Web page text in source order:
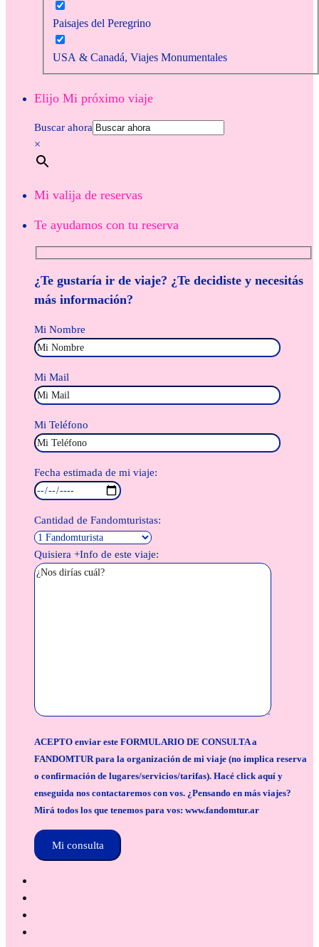
Paisajes del Peregrino
USA & Canadá, Viajes Monumentales
Elijo Mi próximo viaje
Buscar ahora
×
Mi valija de reservas
Te ayudamos con tu reserva
¿Te gustaría ir de viaje? ¿Te decidiste y necesitás
más información?
Mi Nombre
Mi Mail
Mi Teléfono
Fecha estimada de mi viaje:
Cantidad de Fandomturistas:
Quisiera +Info de este viaje:
ACEPTO enviar este FORMULARIO DE CONSULTA a
FANDOMTUR para la organización de mi viaje (no implica reserva
o confirmación de lugares/servicios/tarifas). Hacé click aquí y
enseguida nos contactaremos con vos. ¿Pensando en más viajes?
Mirá todos los que tenemos para vos: www.fandomtur.ar